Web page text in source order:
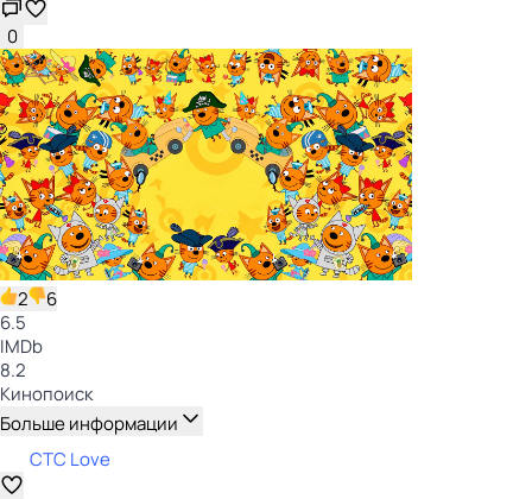
0
2
6
6.5
IMDb
8.2
Кинопоиск
Больше информации
СТС Love